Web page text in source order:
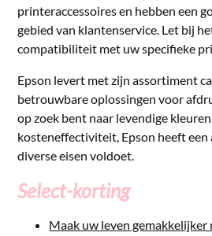
printeraccessoires en hebben een
gebied van klantenservice. Let bij
compatibiliteit met uw specifieke
Epson levert met zijn assortiment
betrouwbare oplossingen voor
op zoek bent naar levendige
kosteneffectiviteit, Epson heeft
diverse eisen voldoet.
Select-korting
Maak uw leven gemakkelijker